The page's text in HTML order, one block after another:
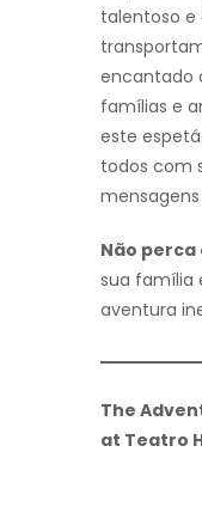
talentoso e
encantado
famílias e
este
todos com
Não
sua família
aventura
The
at Teatro